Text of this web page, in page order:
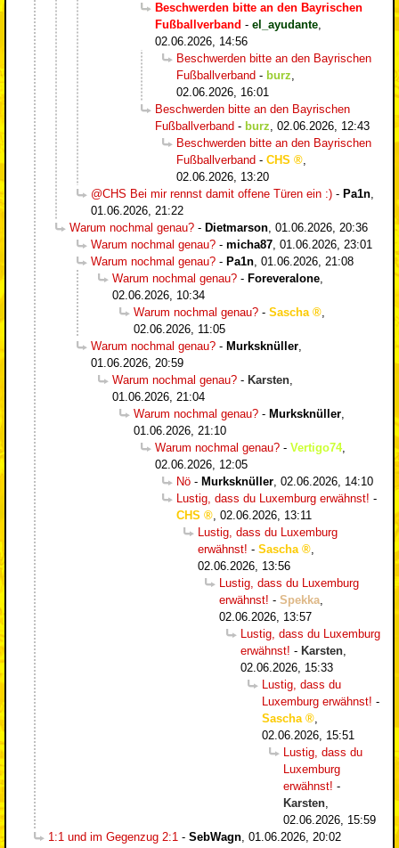
Beschwerden bitte an den Bayrischen
Fußballverband - el_ayudante,
02.06.2026, 14:56
Beschwerden bitte an den Bayrischen
Fußballverband - burz,
02.06.2026, 16:01
Beschwerden bitte an den Bayrischen
Fußballverband - burz, 02.06.2026, 12:43
Beschwerden bitte an den Bayrischen
Fußballverband - CHS
,
02.06.2026, 13:20
@CHS Bei mir rennst damit offene Türen ein :) - Pa1n,
01.06.2026, 21:22
Warum nochmal genau? - Dietmarson, 01.06.2026, 20:36
Warum nochmal genau? - micha87, 01.06.2026, 23:01
Warum nochmal genau? - Pa1n, 01.06.2026, 21:08
Warum nochmal genau? - Foreveralone,
02.06.2026, 10:34
Warum nochmal genau? - Sascha
,
02.06.2026, 11:05
Warum nochmal genau? - Murksknüller,
01.06.2026, 20:59
Warum nochmal genau? - Karsten,
01.06.2026, 21:04
Warum nochmal genau? - Murksknüller,
01.06.2026, 21:10
Warum nochmal genau? - Vertigo74,
02.06.2026, 12:05
Nö - Murksknüller, 02.06.2026, 14:10
Lustig, dass du Luxemburg erwähnst! -
CHS
, 02.06.2026, 13:11
Lustig, dass du Luxemburg
erwähnst! - Sascha
,
02.06.2026, 13:56
Lustig, dass du Luxemburg
erwähnst! - Spekka,
02.06.2026, 13:57
Lustig, dass du Luxemburg
erwähnst! - Karsten,
02.06.2026, 15:33
Lustig, dass du
Luxemburg erwähnst! -
Sascha
,
02.06.2026, 15:51
Lustig, dass du
Luxemburg
erwähnst! -
Karsten,
02.06.2026, 15:59
1:1 und im Gegenzug 2:1 - SebWagn, 01.06.2026, 20:02